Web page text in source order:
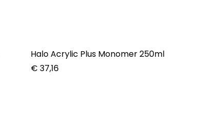
Halo Acrylic Plus Monomer 250ml
€ 37,16